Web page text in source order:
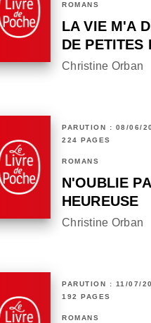
ROMANS
LA VIE M'A
DE PETITES
Christine Orban
PARUTION : 08/06/
224 PAGES
ROMANS
N'OUBLIE
HEUREUSE
Christine Orban
PARUTION : 11/07/
192 PAGES
ROMANS